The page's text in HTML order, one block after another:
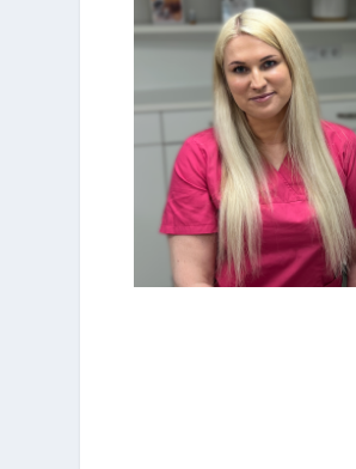
Massaaž
Kosmeetilised teenused
Ilukirurgia
Günekoloogia
Triholoogia